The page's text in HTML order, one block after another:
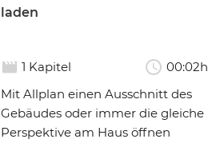
laden
movie_creation 1 Kapitel schedule 00:02h
Mit Allplan einen Ausschnitt des
Gebäudes oder immer die gleiche
Perspektive am Haus öffnen